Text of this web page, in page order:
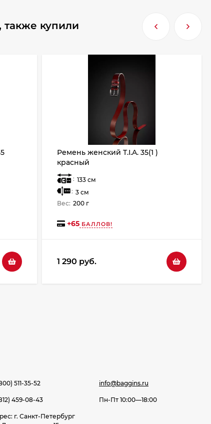
также купили
Ремень женский T.I.A. 35(1 )
красный
: 133 см
: 3 см
Вес: 200 г
+65 БАЛЛОВ!
1 290 руб.
511-35-52
459-08-43
г. Санкт-Петербург
info@baggins.ru
Пн-Пт 10:00—18:00